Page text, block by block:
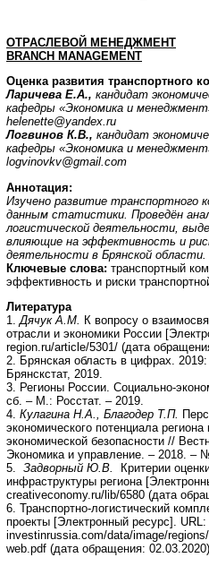
ОТРАСЛЕВОЙ МЕНЕДЖМЕНТ
BRANCH MANAGEMENT
Оценка развития транспортного
Ларичева Е.А., кандидат
кафедры «Экономика и
helenette@yandex.ru
Логвинов К.В., кандидат
кафедры «Экономика и
logvinovkv@gmail.com
Аннотация:
Изучено развитие транспортного
данным статистики. Проведён
логистической деятельности,
влияющие на эффективность и
деятельности в Брянской области.
Ключевые слова: транспортный
эффективность и риски
Литература
1.Дячук А.М. К вопросу о
отрасли и экономики России
region.ru/article/5301/ (дата
2. Брянская область в цифрах. 2019:
Брянскстат, 2019.
3. Регионы России. Социально-
сб. – М.: Росстат. – 2019.
4. Кулагина Н.А., Благодер Т.П.
экономического потенциала
экономической безопасности //
Экономика и управление. – 2018. –
5. Задворный Ю.В.
Критерии
инфраструктуры региона
creativeconomy.ru/lib/6580 (дата
6. Транспортно-логистический
проекты [Электронный ресурс]. URL:
investinrussia.com/data/image/
web.pdf (дата обращения: